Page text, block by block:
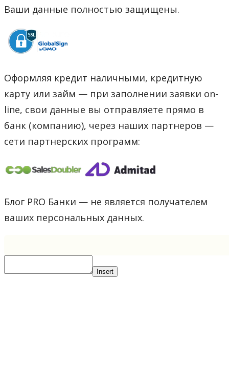
Ваши данные полностью защищены.
Оформляя кредит наличными, кредитную
карту или займ — при заполнении заявки on-
line, свои данные вы отправляете прямо в
банк (компанию), через наших партнеров —
сети партнерских программ:
Блог PRO Банки — не является получателем
ваших персональных данных.
Insert